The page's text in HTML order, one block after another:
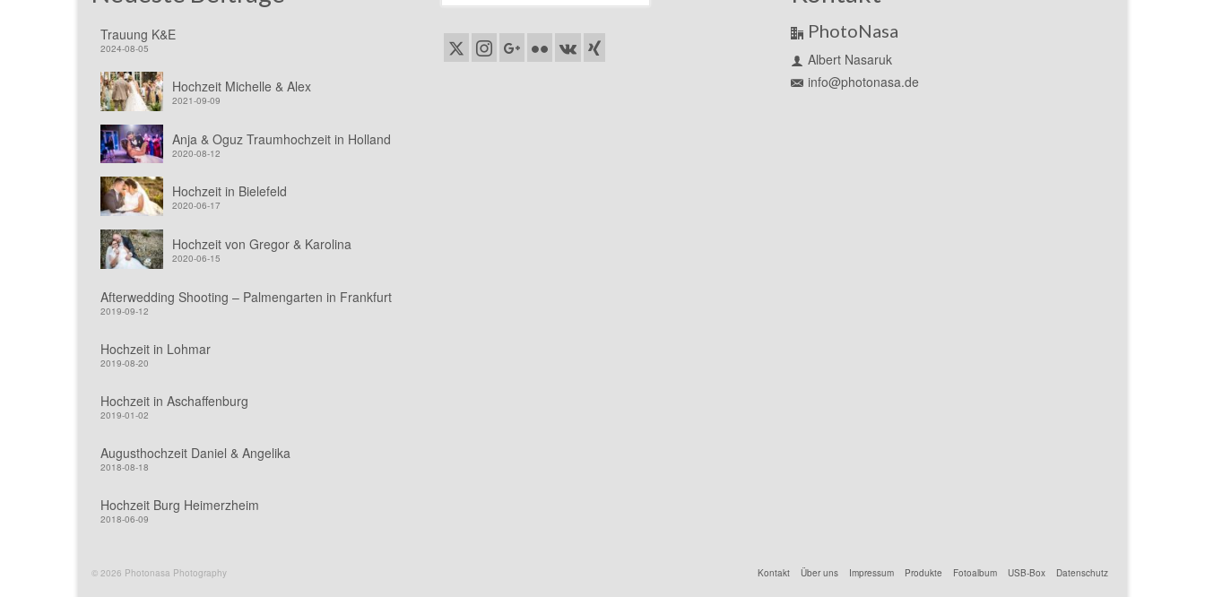
Trauung K&E
2024-08-05
Hochzeit Michelle & Alex
2021-09-09
Anja & Oguz Traumhochzeit in Holland
2020-08-12
Hochzeit in Bielefeld
2020-06-17
Hochzeit von Gregor & Karolina
2020-06-15
Afterwedding Shooting – Palmengarten in Frankfurt
2019-09-12
Hochzeit in Lohmar
2019-08-20
Hochzeit in Aschaffenburg
2019-01-02
Augusthochzeit Daniel & Angelika
2018-08-18
Hochzeit Burg Heimerzheim
2018-06-09
PhotoNasa
Albert Nasaruk
info@photonasa.de
Kontakt Über uns Impressum Produkte Fotoalbum USB-Box Datenschutz
© 2026 Photonasa Photography